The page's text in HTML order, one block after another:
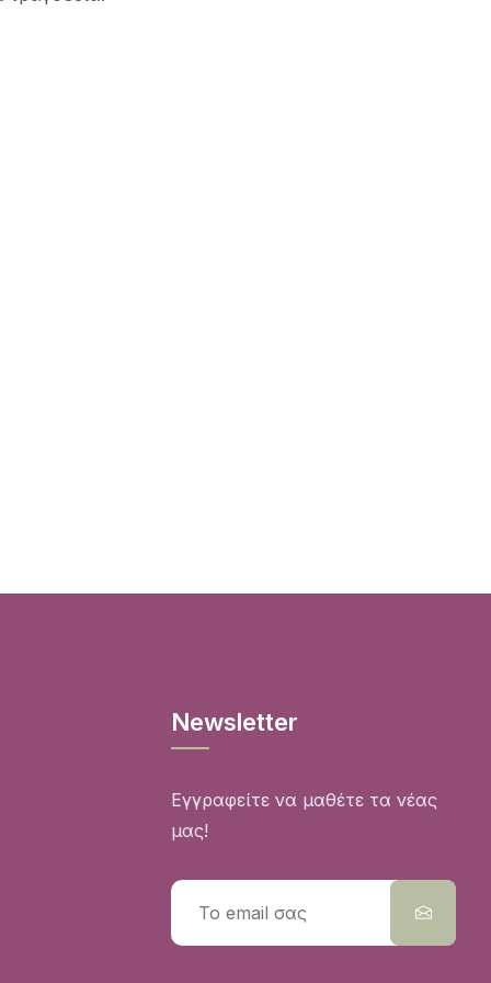
Newsletter
Εγγραφείτε να μαθέτε τα νέας
μας!